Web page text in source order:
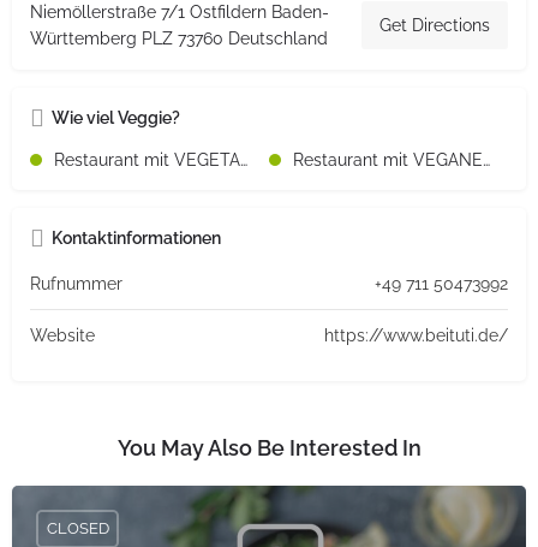
Niemöllerstraße 7/1 Ostfildern Baden-
Württemberg PLZ 73760 Deutschland
Get Directions
Wie viel Veggie?
Restaurant mit VEGETARISCHEN Speisen Restaurant mit VEGANEN Speisen
Kontaktinformationen
Rufnummer +49 711 50473992
Website https://www.beituti.de/
You May Also Be Interested In
CLOSED